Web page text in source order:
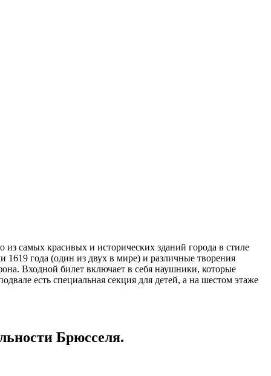
из самых красивых и исторических зданий города в стиле
года (один из двух в мире) и различные творения
Входной билет включает в себя наушники, которые
есть специальная секция для детей, а на шестом этаже
Брюсселя.